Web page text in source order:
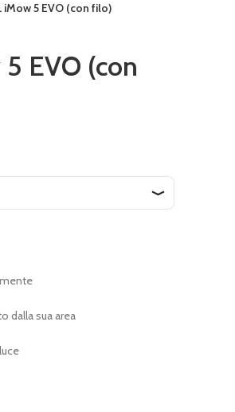
5 EVO (con filo)
EVO (con
dalla sua area